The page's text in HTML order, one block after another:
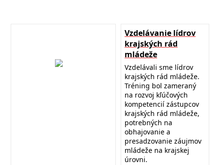
Vzdelávanie lídrov
krajských rád
mládeže
Vzdelávali sme lídrov
krajských rád mládeže.
Tréning bol zameraný
na rozvoj kľúčových
kompetencií zástupcov
krajských rád mládeže,
potrebných na
obhajovanie a
presadzovanie záujmov
mládeže na krajskej
úrovni.